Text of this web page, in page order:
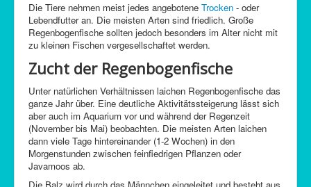
Die Tiere nehmen meist jedes angebotene Trocken - oder
Lebendfutter an. Die meisten Arten sind friedlich. Große
Regenbogenfische sollten jedoch besonders im Alter nicht mit
zu kleinen Fischen vergesellschaftet werden.
Zucht der Regenbogenfische
Unter natürlichen Verhältnissen laichen Regenbogenfische das
ganze Jahr über. Eine deutliche Aktivitätssteigerung lässt sich
aber auch im Aquarium vor und während der Regenzeit
(November bis Mai) beobachten. Die meisten Arten laichen
dann viele Tage hintereinander (1-2 Wochen) in den
Morgenstunden zwischen feinfiedrigen Pflanzen oder
Javamoos ab.